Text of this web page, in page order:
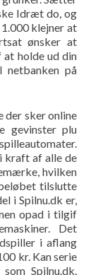
Idræt do, og
klejner at
ønsker at
holde ud din
netbanken på
der sker online
gevinster plu
kraft af alle de
hvilken
tilslutte
i Spilnu.dk er,
opad i tilgif
Det
i aflang
kr. Kan serie
Spilnu.dk.